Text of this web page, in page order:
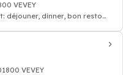
VEVEY
déjouner, dinner, bon resto
VEVEY